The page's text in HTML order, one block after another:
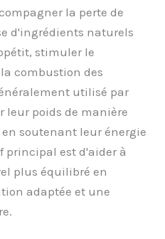
la perte de
d'ingrédients naturels
stimuler le
combustion des
utilisé par
leur poids de manière
soutenant leur énergie
principal est d'aider à
plus équilibré en
adaptée et une